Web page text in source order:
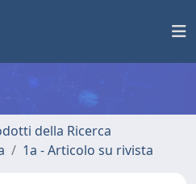
della Ricerca
1a - Articolo su rivista